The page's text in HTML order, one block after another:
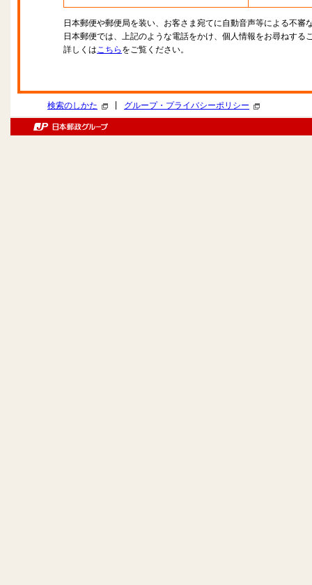
日本郵便や郵便局を装い、お客さま宛てに自動音声等による不審
日本郵便では、上記のような電話をかけ、個人情報をお尋ねする
詳しくはこちら をご覧ください。
検索のしかた グループ・プライバシーポリシー